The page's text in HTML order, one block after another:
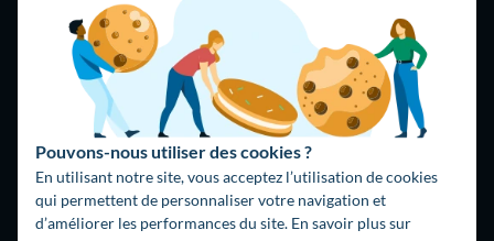
Pouvons-nous utiliser des cookies ?
En utilisant notre site, vous acceptez l’utilisation de cookies
qui permettent de personnaliser votre navigation et
d’améliorer les performances du site. En savoir plus sur
09 75 18 60 60
(8h-21h)
75018 Paris